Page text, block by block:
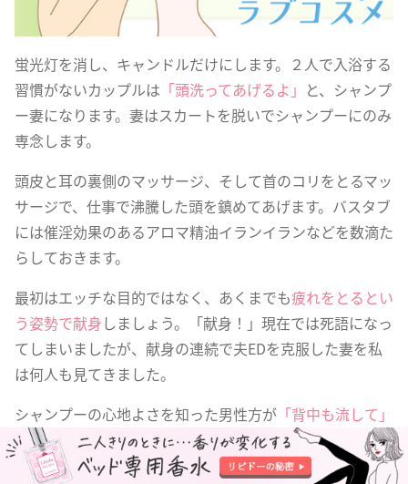
蛍光灯を消し、キャンドルだけにします。２人で入浴する
習慣がないカップルは 「頭洗ってあげるよ」 と、シャンプ
ー妻になります。妻はスカートを脱いでシャンプーにのみ
専念します。
頭皮と耳の裏側のマッサージ、そして首のコリをとるマッ
サージで、仕事で沸騰した頭を鎮めてあげます。バスタブ
には催淫効果のあるアロマ精油イランイランなどを数滴た
らしておきます。
最初はエッチな目的ではなく、あくまでも疲れをとるとい
う姿勢で献身しましょう。「献身！」現在では死語になっ
てしまいましたが、献身の連続で夫EDを克服した妻を私
は何人も見てきました。
シャンプーの心地よさを知った男性方が 「背中も流して」
と言ったら次のステップに。だんだんエロチックな展開へ
と進行させ、それをきっかけにしてセックスレスから抜け